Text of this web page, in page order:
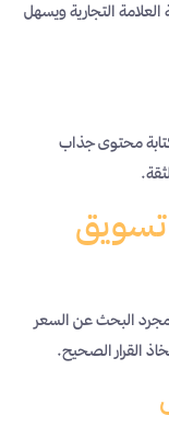
التجارية ويسهل
محتوى جذاب
مجرد البحث عن السعر
القرار الصحيح.